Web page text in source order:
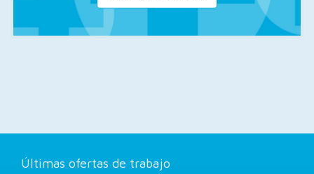
Últimas ofertas de trabajo